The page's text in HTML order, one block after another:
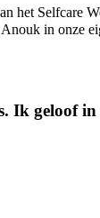
het Selfcare
in onze
Ik geloof